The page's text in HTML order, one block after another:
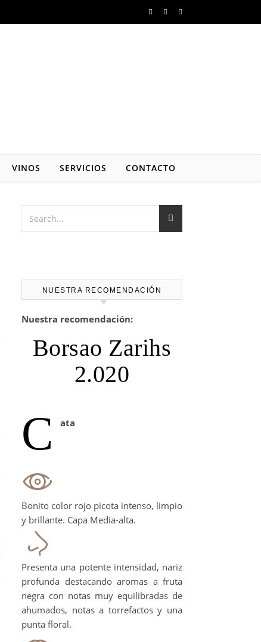
VINOS SERVICIOS CONTACTO
NUESTRA RECOMENDACIÓN
Nuestra recomendación:
Borsao Zarihs
2.020
C ata
Bonito color rojo picota intenso, limpio
y brillante. Capa Media-alta.
Presenta una potente intensidad, nariz
profunda destacando aromas a fruta
negra con notas muy equilibradas de
ahumados, notas a torrefactos y una
punta floral.